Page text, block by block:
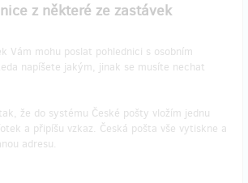
z některé ze zastávek
Vám mohu poslat pohlednici s osobním
napíšete jakým, jinak se musíte nechat
že do systému České pošty vložím jednu
a připíšu vzkaz. Česká pošta vše vytiskne a
adresu.